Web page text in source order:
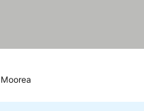
Moorea